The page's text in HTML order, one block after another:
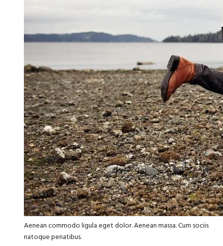
Aenean commodo ligula eget dolor. Aenean massa. Cum sociis
natoque penatibus.